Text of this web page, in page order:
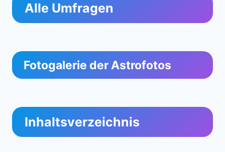
Alle Umfragen
Fotogalerie der Astrofotos
Inhaltsverzeichnis